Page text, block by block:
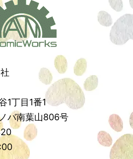
1丁目1番1
バ南葉山806号